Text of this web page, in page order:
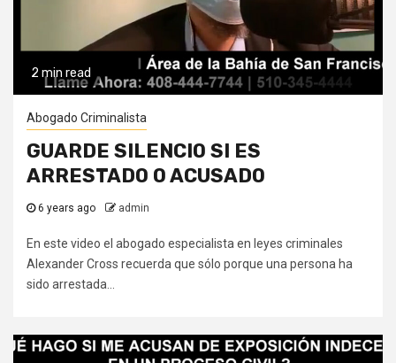
2 min read
Abogado Criminalista
GUARDE SILENCIO SI ES
ARRESTADO O ACUSADO
6 years ago admin
En este video el abogado especialista en leyes criminales
Alexander Cross recuerda que sólo porque una persona ha
sido arrestada...